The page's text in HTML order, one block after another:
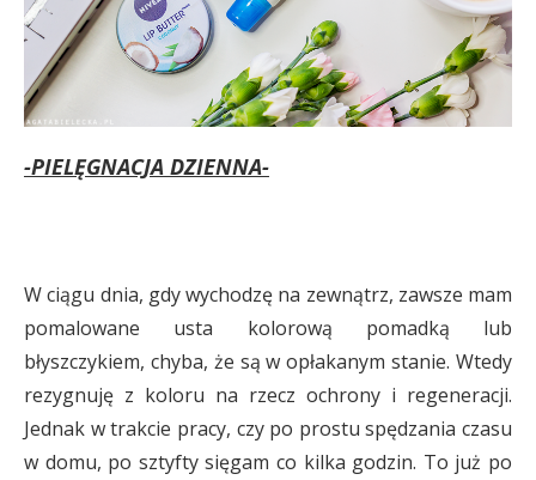
-PIELĘGNACJA DZIENNA-
W ciągu dnia, gdy wychodzę na zewnątrz, zawsze mam
pomalowane usta kolorową pomadką lub
błyszczykiem, chyba, że są w opłakanym stanie. Wtedy
rezygnuję z koloru na rzecz ochrony i regeneracji.
Jednak w trakcie pracy, czy po prostu spędzania czasu
w domu, po sztyfty sięgam co kilka godzin. To już po